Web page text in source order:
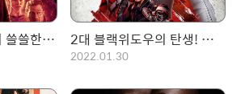
엑스맨 유니버스의 쓸쓸한 퇴장.. 엑스맨: 다크 피닉스 2대 블랙위도우의 탄생! 블랙위도우(2021)
2022.01.30